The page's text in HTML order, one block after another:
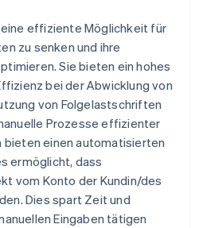
effiziente Möglichkeit für
zu senken und ihre
Sie bieten ein hohes
bei der Abwicklung von
von Folgelastschriften
Prozesse effizienter
bieten einen automatisierten
ermöglicht, dass
vom Konto der Kundin/des
Dies spart Zeit und
Eingaben tätigen